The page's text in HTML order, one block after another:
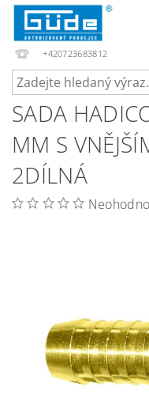
+420723683812
SADA
MM S
2DÍLNÁ